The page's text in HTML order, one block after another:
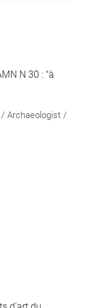
N 30 : "à
Archaeologist /